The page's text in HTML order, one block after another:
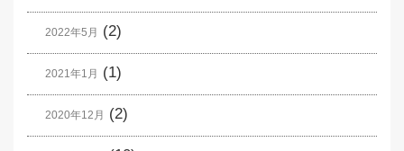
2022年5月 (2)
2021年1月 (1)
2020年12月 (2)